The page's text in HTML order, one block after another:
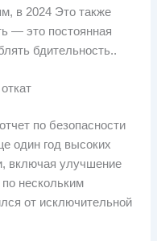
в 2024 Это также
— это постоянная
бдительность..
по безопасности
один год высоких
включая улучшение
нескольким
от исключительной